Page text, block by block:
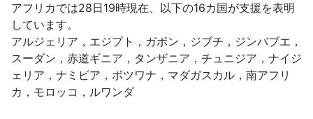
アフリカでは28日19時現在、以下の16カ国が支援を表明
しています。
アルジェリア，エジプト，ガボン，ジブチ，ジンバブエ，
スーダン，赤道ギニア，タンザニア，チュニジア，ナイジ
ェリア，ナミビア，ボツワナ，マダガスカル，南アフリ
カ，モロッコ，ルワンダ